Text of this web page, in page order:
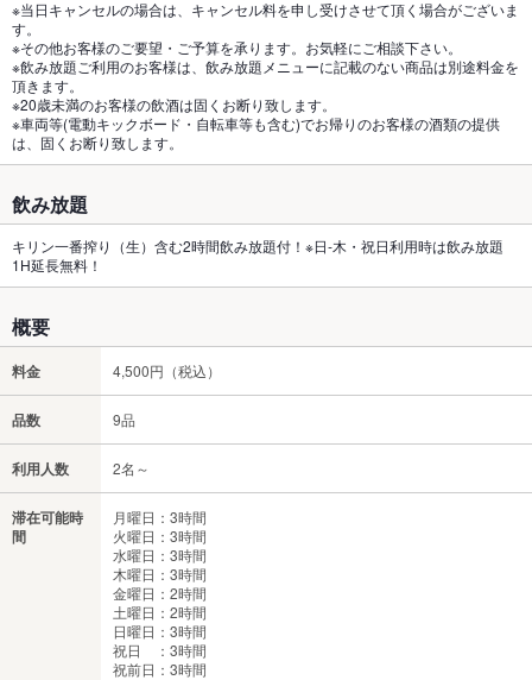
※当日キャンセルの場合は、キャンセル料を申し受けさせて頂く場合がございま
す。
※その他お客様のご要望・ご予算を承ります。お気軽にご相談下さい。
※飲み放題ご利用のお客様は、飲み放題メニューに記載のない商品は別途料金を
頂きます。
※20歳未満のお客様の飲酒は固くお断り致します。
※車両等(電動キックボード・自転車等も含む)でお帰りのお客様の酒類の提供
は、固くお断り致します。
飲み放題
キリン一番搾り（生）含む2時間飲み放題付！※日-木・祝日利用時は飲み放題
1H延長無料！
概要
料金 4,500円（税込）
品数 9品
利用人数 2名～
滞在可能時
間
月曜日：3時間
火曜日：3時間
水曜日：3時間
木曜日：3時間
金曜日：2時間
土曜日：2時間
日曜日：3時間
祝日 ：3時間
祝前日：3時間